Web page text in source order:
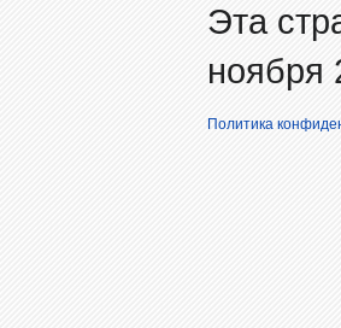
Эта
ноября
Политика